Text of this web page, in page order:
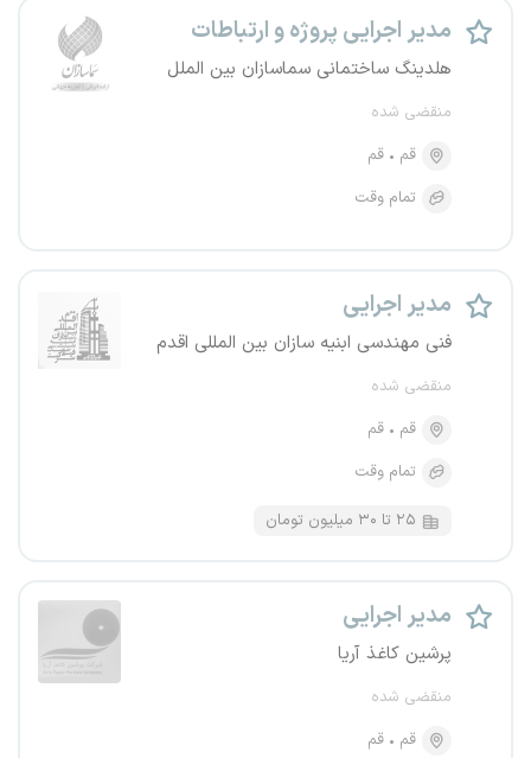
مدیر اجرایی پروژه و ارتباطات
هلدینگ ساختمانی سماسازان بین الملل
منقضی شده
قم
قم
تمام وقت
مدیر اجرایی
فنی مهندسی ابنیه سازان بین المللی اقدم
منقضی شده
قم
قم
تمام وقت
۲۵ تا ۳۰ میلیون تومان
مدیر اجرایی
پرشین کاغذ آریا
منقضی شده
قم
قم